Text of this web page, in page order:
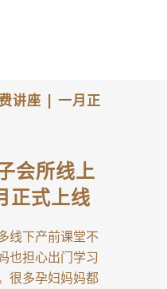
讲座 | 一月正
会所线上
正式上线
线下产前课堂不
也担心出门学习
很多孕妇妈妈都